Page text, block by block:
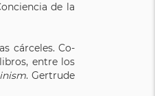
de la
cárceles. Co-
entre los
. Gertrude